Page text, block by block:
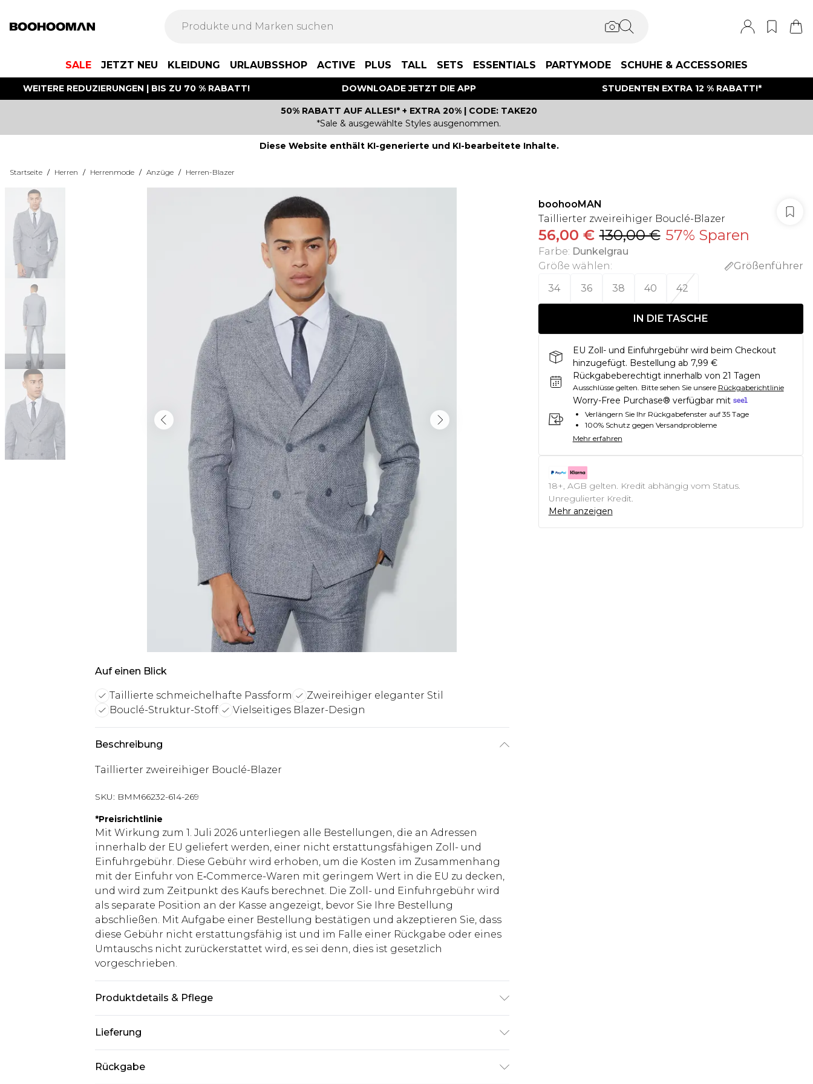
SALE JETZT NEU KLEIDUNG URLAUBSSHOP ACTIVE PLUS TALL SETS ESSENTIALS PARTYMODE SCHUHE & ACCESSORIES
WEITERE REDUZIERUNGEN | BIS ZU 70 % RABATT! DOWNLOADE JETZT DIE APP STUDENTEN EXTRA 12 % RABATT!*
50% RABATT AUF ALLES!* + EXTRA 20% | CODE: TAKE20
*Sale & ausgewählte Styles ausgenommen.
Diese Website enthält KI-generierte und KI-bearbeitete Inhalte.
Startseite / Herren / Herrenmode / Anzüge / Herren-Blazer
Auf einen Blick
Taillierte schmeichelhafte Passform
Zweireihiger eleganter Stil
Bouclé-Struktur-Stoff
Vielseitiges Blazer-Design
Beschreibung
Taillierter zweireihiger Bouclé-Blazer
SKU: BMM66232-614-269
*Preisrichtlinie
Mit Wirkung zum 1. Juli 2026 unterliegen alle Bestellungen, die an Adressen
innerhalb der EU geliefert werden, einer nicht erstattungsfähigen Zoll- und
Einfuhrgebühr. Diese Gebühr wird erhoben, um die Kosten im Zusammenhang
mit der Einfuhr von E‑Commerce-Waren mit geringem Wert in die EU zu decken,
und wird zum Zeitpunkt des Kaufs berechnet. Die Zoll- und Einfuhrgebühr wird
als separate Position an der Kasse angezeigt, bevor Sie Ihre Bestellung
abschließen. Mit Aufgabe einer Bestellung bestätigen und akzeptieren Sie, dass
diese Gebühr nicht erstattungsfähig ist und im Falle einer Rückgabe oder eines
Umtauschs nicht zurückerstattet wird, es sei denn, dies ist gesetzlich
vorgeschrieben.
Produktdetails & Pflege
Lieferung
Deutschland Standardlieferung
€7.99
Bis zu 8 Werktage
Rückgabe
boohooMAN
Taillierter zweireihiger Bouclé-Blazer
56,00 € 130,00 € 57% Sparen
Farbe: Dunkelgrau
Größe wählen:
Größenführer
34
36 38 40 42
IN DIE TASCHE
EU Zoll- und Einfuhrgebühr wird beim Checkout
hinzugefügt. Bestellung ab 7,99 €
Rückgabeberechtigt innerhalb von 21 Tagen
Ausschlüsse gelten. Bitte sehen Sie unsere Rückgaberichtlinie
Worry-Free Purchase® verfügbar mit
Verlängern Sie Ihr Rückgabefenster auf 35 Tage
100% Schutz gegen Versandprobleme
Mehr erfahren
18+, AGB gelten. Kredit abhängig vom Status.
Unregulierter Kredit.
Mehr anzeigen